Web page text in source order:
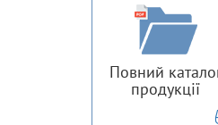
Повний
продукції